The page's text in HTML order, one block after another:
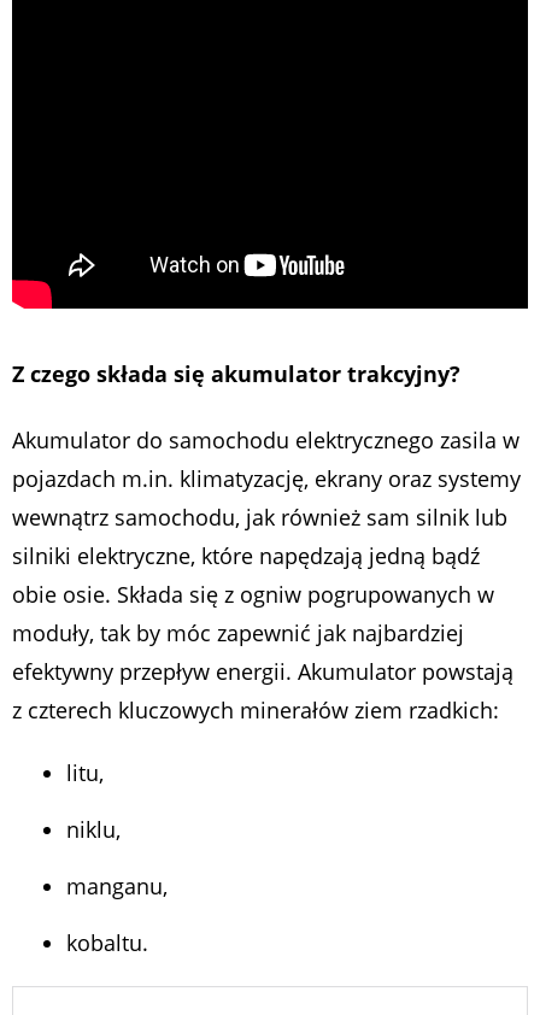
Z czego składa się akumulator trakcyjny?
Akumulator do samochodu elektrycznego zasila w
pojazdach m.in. klimatyzację, ekrany oraz systemy
wewnątrz samochodu, jak również sam silnik lub
silniki elektryczne, które napędzają jedną bądź
obie osie. Składa się z ogniw pogrupowanych w
moduły, tak by móc zapewnić jak najbardziej
efektywny przepływ energii. Akumulator powstają
z czterech kluczowych minerałów ziem rzadkich:
litu,
niklu,
manganu,
kobaltu.